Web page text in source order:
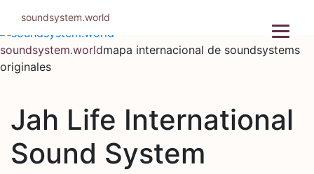
contenido
soundsystem.worldmapa internacional de soundsystems
originales
Jah Life International
Sound System
soundsystem.world